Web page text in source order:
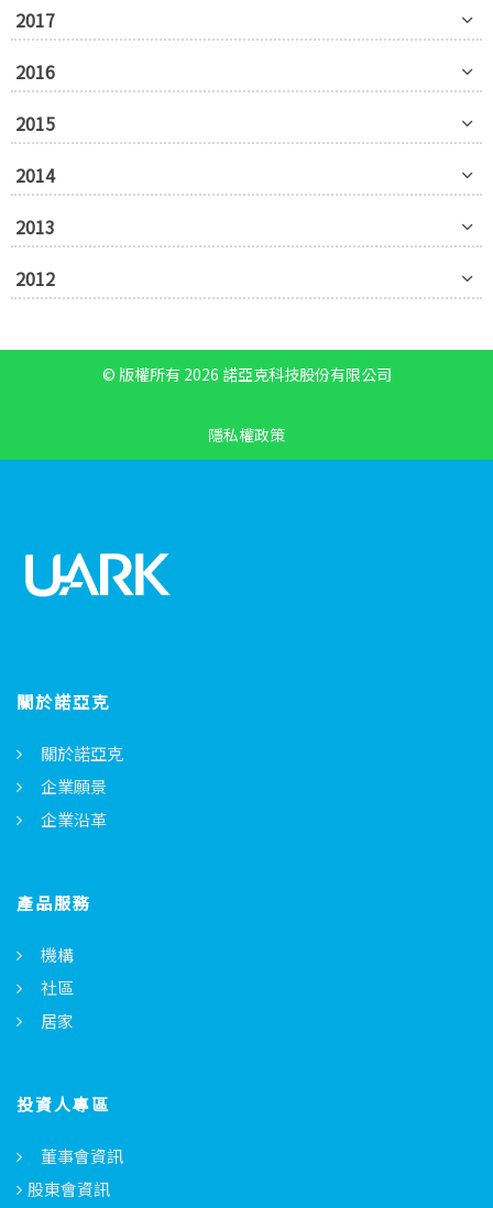
2017
2016
2015
2014
2013
2012
© 版權所有 2026 諾亞克科技股份有限公司
隱私權政策
關於諾亞克
關於諾亞克
企業願景
企業沿革
產品服務
機構
社區
居家
投資人專區
董事會資訊
股東會資訊